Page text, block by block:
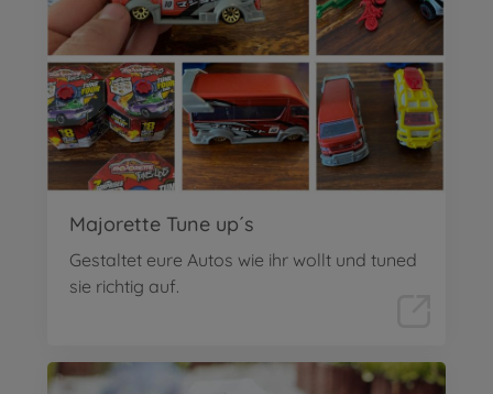
Majorette Tune up´s
Gestaltet eure Autos wie ihr wollt und tuned
sie richtig auf.